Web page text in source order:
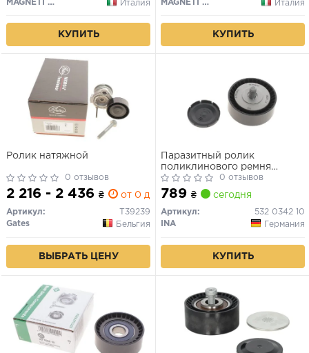
MAGNETI MARELLI Италия
КУПИТЬ
MAGNETI MARELLI Италия
КУПИТЬ
Ролик натяжной
0 отзывов
2 216 - 2 436 ₴ от 0 дн.
Артикул:
T39239
Gates
Бельгия
ВЫБРАТЬ ЦЕНУ
Паразитный ролик
поликлинового ремня
(10x70x26) 3.6-4.8 01-10
0 отзывов
789 ₴ сегодня
Артикул:
532 0342 10
INA
Германия
КУПИТЬ